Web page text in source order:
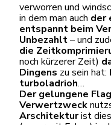
verworren und
in dem man auch der
entspannt beim
Unbezahlt– und
die
noch kürzerer Zeit)
Dingens zu sein hat:
turboladrioh…
Der gelungene
Verwertzweck
Arschitekturist